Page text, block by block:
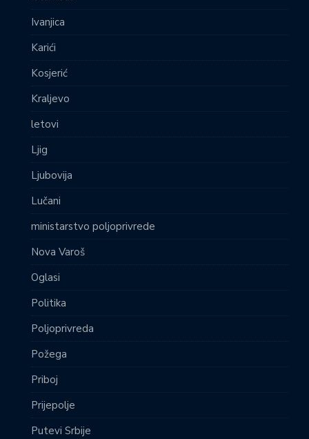
Ivanjica
Karići
Kosjerić
Kraljevo
letovi
Ljig
Ljubovija
Lučani
ministarstvo poljoprivrede
Nova Varoš
Oglasi
Politika
Poljoprivreda
Požega
Priboj
Prijepolje
Putevi Srbije